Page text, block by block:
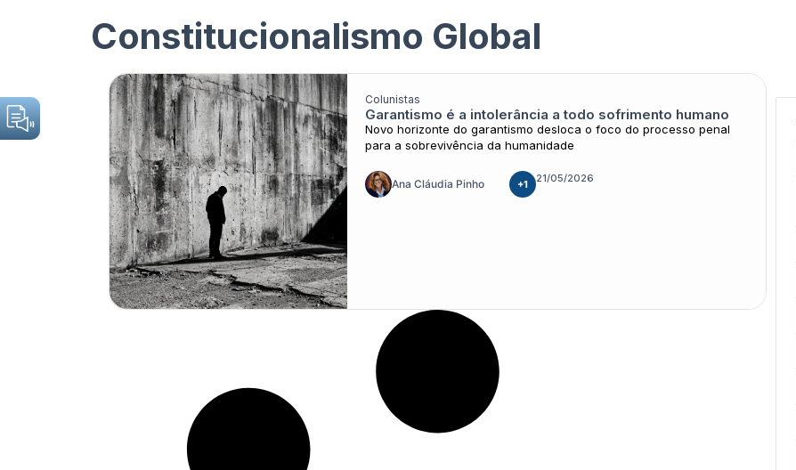
Constitucionalismo Global
Nada foi encontado
Colunistas
Garantismo é a intolerância a todo sofrimento humano
Novo horizonte do garantismo desloca o foco do processo penal
para a sobrevivência da humanidade
Ana Cláudia Pinho +1 21/05/2026